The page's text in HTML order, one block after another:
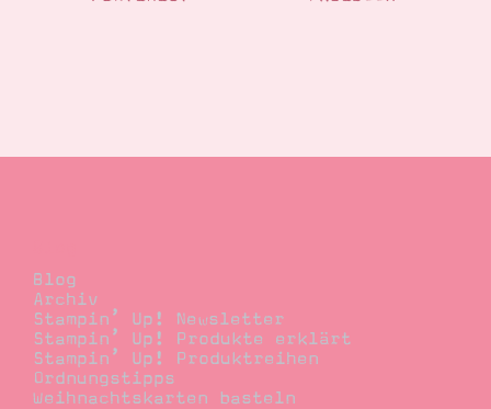
Blog
Archiv
Stampin’ Up! Newsletter
Stampin’ Up! Produkte erklärt
Stampin’ Up! Produktreihen
Ordnungstipps
Weihnachtskarten basteln